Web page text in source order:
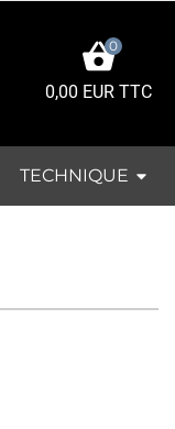
0
0,00 EUR TTC
TECHNIQUE